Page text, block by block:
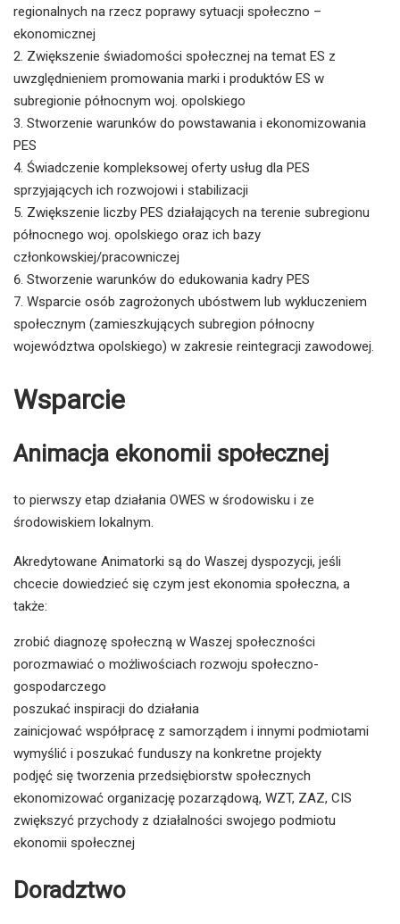
regionalnych na rzecz poprawy sytuacji społeczno –
ekonomicznej
Zwiększenie świadomości społecznej na temat ES z
uwzględnieniem promowania marki i produktów ES w
subregionie północnym woj. opolskiego
Stworzenie warunków do powstawania i ekonomizowania
PES
Świadczenie kompleksowej oferty usług dla PES
sprzyjających ich rozwojowi i stabilizacji
Zwiększenie liczby PES działających na terenie subregionu
północnego woj. opolskiego oraz ich bazy
członkowskiej/pracowniczej
Stworzenie warunków do edukowania kadry PES
Wsparcie osób zagrożonych ubóstwem lub wykluczeniem
społecznym (zamieszkujących subregion północny
województwa opolskiego) w zakresie reintegracji zawodowej.
Wsparcie
Animacja ekonomii społecznej
to pierwszy etap działania OWES w środowisku i ze
środowiskiem lokalnym.
Akredytowane Animatorki są do Waszej dyspozycji, jeśli
chcecie dowiedzieć się czym jest ekonomia społeczna, a
także:
zrobić diagnozę społeczną w Waszej społeczności
porozmawiać o możliwościach rozwoju społeczno-
gospodarczego
poszukać inspiracji do działania
zainicjować współpracę z samorządem i innymi podmiotami
wymyślić i poszukać funduszy na konkretne projekty
podjęć się tworzenia przedsiębiorstw społecznych
ekonomizować organizację pozarządową, WZT, ZAZ, CIS
zwiększyć przychody z działalności swojego podmiotu
ekonomii społecznej
Doradztwo